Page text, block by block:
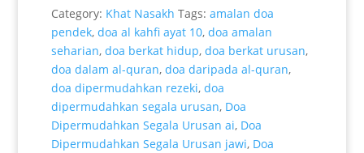
Category: Khat Nasakh Tags: amalan doa
pendek, doa al kahfi ayat 10, doa amalan
seharian, doa berkat hidup, doa berkat urusan,
doa dalam al-quran, doa daripada al-quran,
doa dipermudahkan rezeki, doa
dipermudahkan segala urusan, Doa
Dipermudahkan Segala Urusan ai, Doa
Dipermudahkan Segala Urusan jawi, Doa